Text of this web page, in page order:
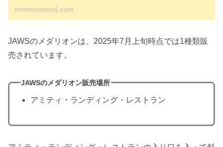
JAWSのメダリオンは、2025年7月上旬時点では1種類販
売されています。
JAWSのメダリオン販売場所
アミティ・ランディング・レストラン